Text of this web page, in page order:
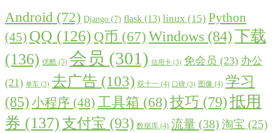
Android (72) Django (7) flask (13) linux (15) Python
(45) QQ (126) Q币 (67) Windows (84)下载
(136) 优酷 (5) 会员 (301) 信用卡 (3) 免会员 (23) 办公
(21) 单车 (3) 去广告 (103) 双十一 (4) 口碑 (3) 图像 (4) 学习
(85) 小程序 (48) 工具箱 (68) 技巧 (79)抵用
券 (137) 支付宝 (93) 数据库 (4) 流量 (38) 淘宝 (25)